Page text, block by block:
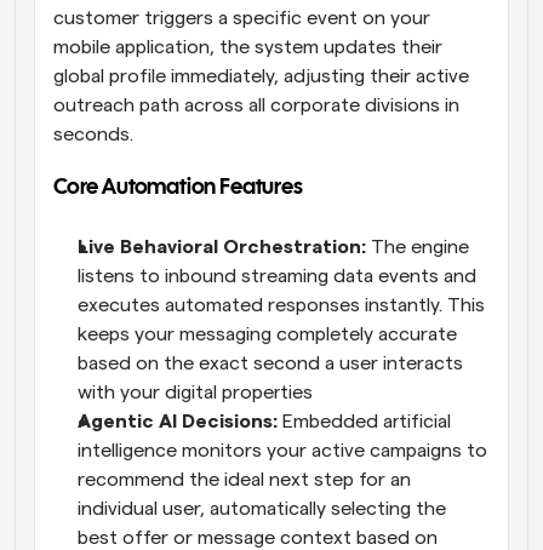
customer triggers a specific event on your
mobile application, the system updates their
global profile immediately, adjusting their active
outreach path across all corporate divisions in
seconds.
Core Automation Features
Live Behavioral Orchestration: The engine
listens to inbound streaming data events and
executes automated responses instantly. This
keeps your messaging completely accurate
based on the exact second a user interacts
with your digital properties
Agentic AI Decisions: Embedded artificial
intelligence monitors your active campaigns to
recommend the ideal next step for an
individual user, automatically selecting the
best offer or message context based on